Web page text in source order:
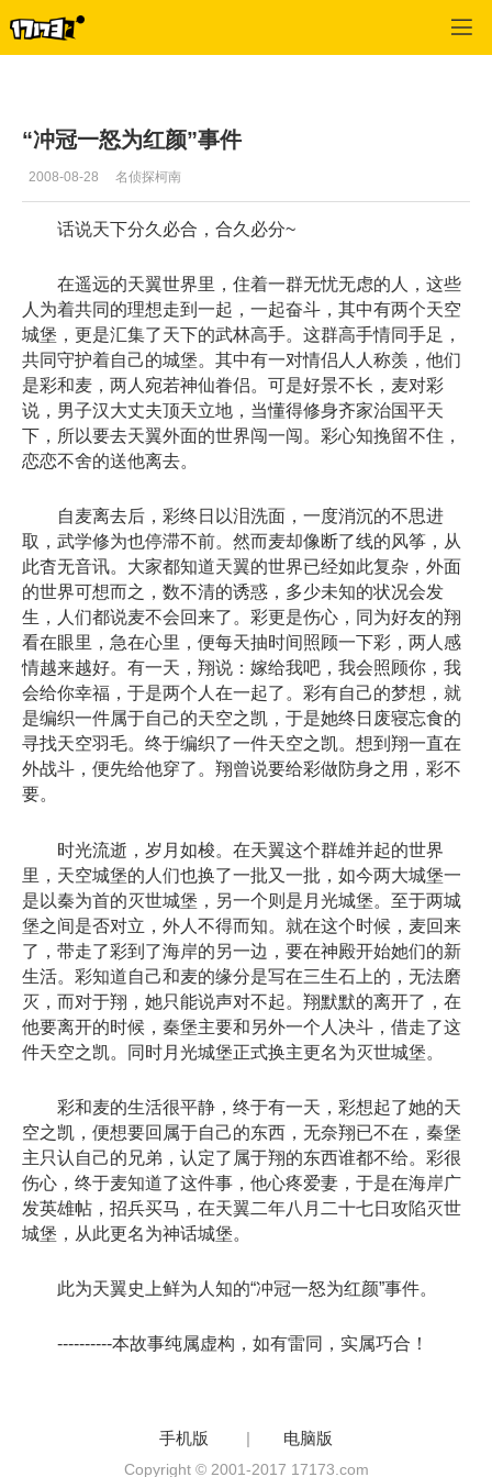
“冲冠一怒为红颜”事件
2008-08-28 名侦探柯南
话说天下分久必合，合久必分~
在遥远的天翼世界里，住着一群无忧无虑的人，这些
人为着共同的理想走到一起，一起奋斗，其中有两个天空
城堡，更是汇集了天下的武林高手。这群高手情同手足，
共同守护着自己的城堡。其中有一对情侣人人称羡，他们
是彩和麦，两人宛若神仙眷侣。可是好景不长，麦对彩
说，男子汉大丈夫顶天立地，当懂得修身齐家治国平天
下，所以要去天翼外面的世界闯一闯。彩心知挽留不住，
恋恋不舍的送他离去。
自麦离去后，彩终日以泪洗面，一度消沉的不思进
取，武学修为也停滞不前。然而麦却像断了线的风筝，从
此杳无音讯。大家都知道天翼的世界已经如此复杂，外面
的世界可想而之，数不清的诱惑，多少未知的状况会发
生，人们都说麦不会回来了。彩更是伤心，同为好友的翔
看在眼里，急在心里，便每天抽时间照顾一下彩，两人感
情越来越好。有一天，翔说：嫁给我吧，我会照顾你，我
会给你幸福，于是两个人在一起了。彩有自己的梦想，就
是编织一件属于自己的天空之凯，于是她终日废寝忘食的
寻找天空羽毛。终于编织了一件天空之凯。想到翔一直在
外战斗，便先给他穿了。翔曾说要给彩做防身之用，彩不
要。
时光流逝，岁月如梭。在天翼这个群雄并起的世界
里，天空城堡的人们也换了一批又一批，如今两大城堡一
是以秦为首的灭世城堡，另一个则是月光城堡。至于两城
堡之间是否对立，外人不得而知。就在这个时候，麦回来
了，带走了彩到了海岸的另一边，要在神殿开始她们的新
生活。彩知道自己和麦的缘分是写在三生石上的，无法磨
灭，而对于翔，她只能说声对不起。翔默默的离开了，在
他要离开的时候，秦堡主要和另外一个人决斗，借走了这
件天空之凯。同时月光城堡正式换主更名为灭世城堡。
彩和麦的生活很平静，终于有一天，彩想起了她的天
空之凯，便想要回属于自己的东西，无奈翔已不在，秦堡
主只认自己的兄弟，认定了属于翔的东西谁都不给。彩很
伤心，终于麦知道了这件事，他心疼爱妻，于是在海岸广
发英雄帖，招兵买马，在天翼二年八月二十七日攻陷灭世
城堡，从此更名为神话城堡。
此为天翼史上鲜为人知的“冲冠一怒为红颜”事件。
----------本故事纯属虚构，如有雷同，实属巧合！
手机版 | 电脑版
Copyright © 2001-2017 17173.com